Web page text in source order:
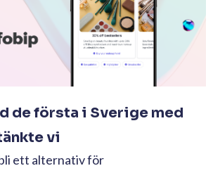
de första i Sverige med
vi
ett alternativ för